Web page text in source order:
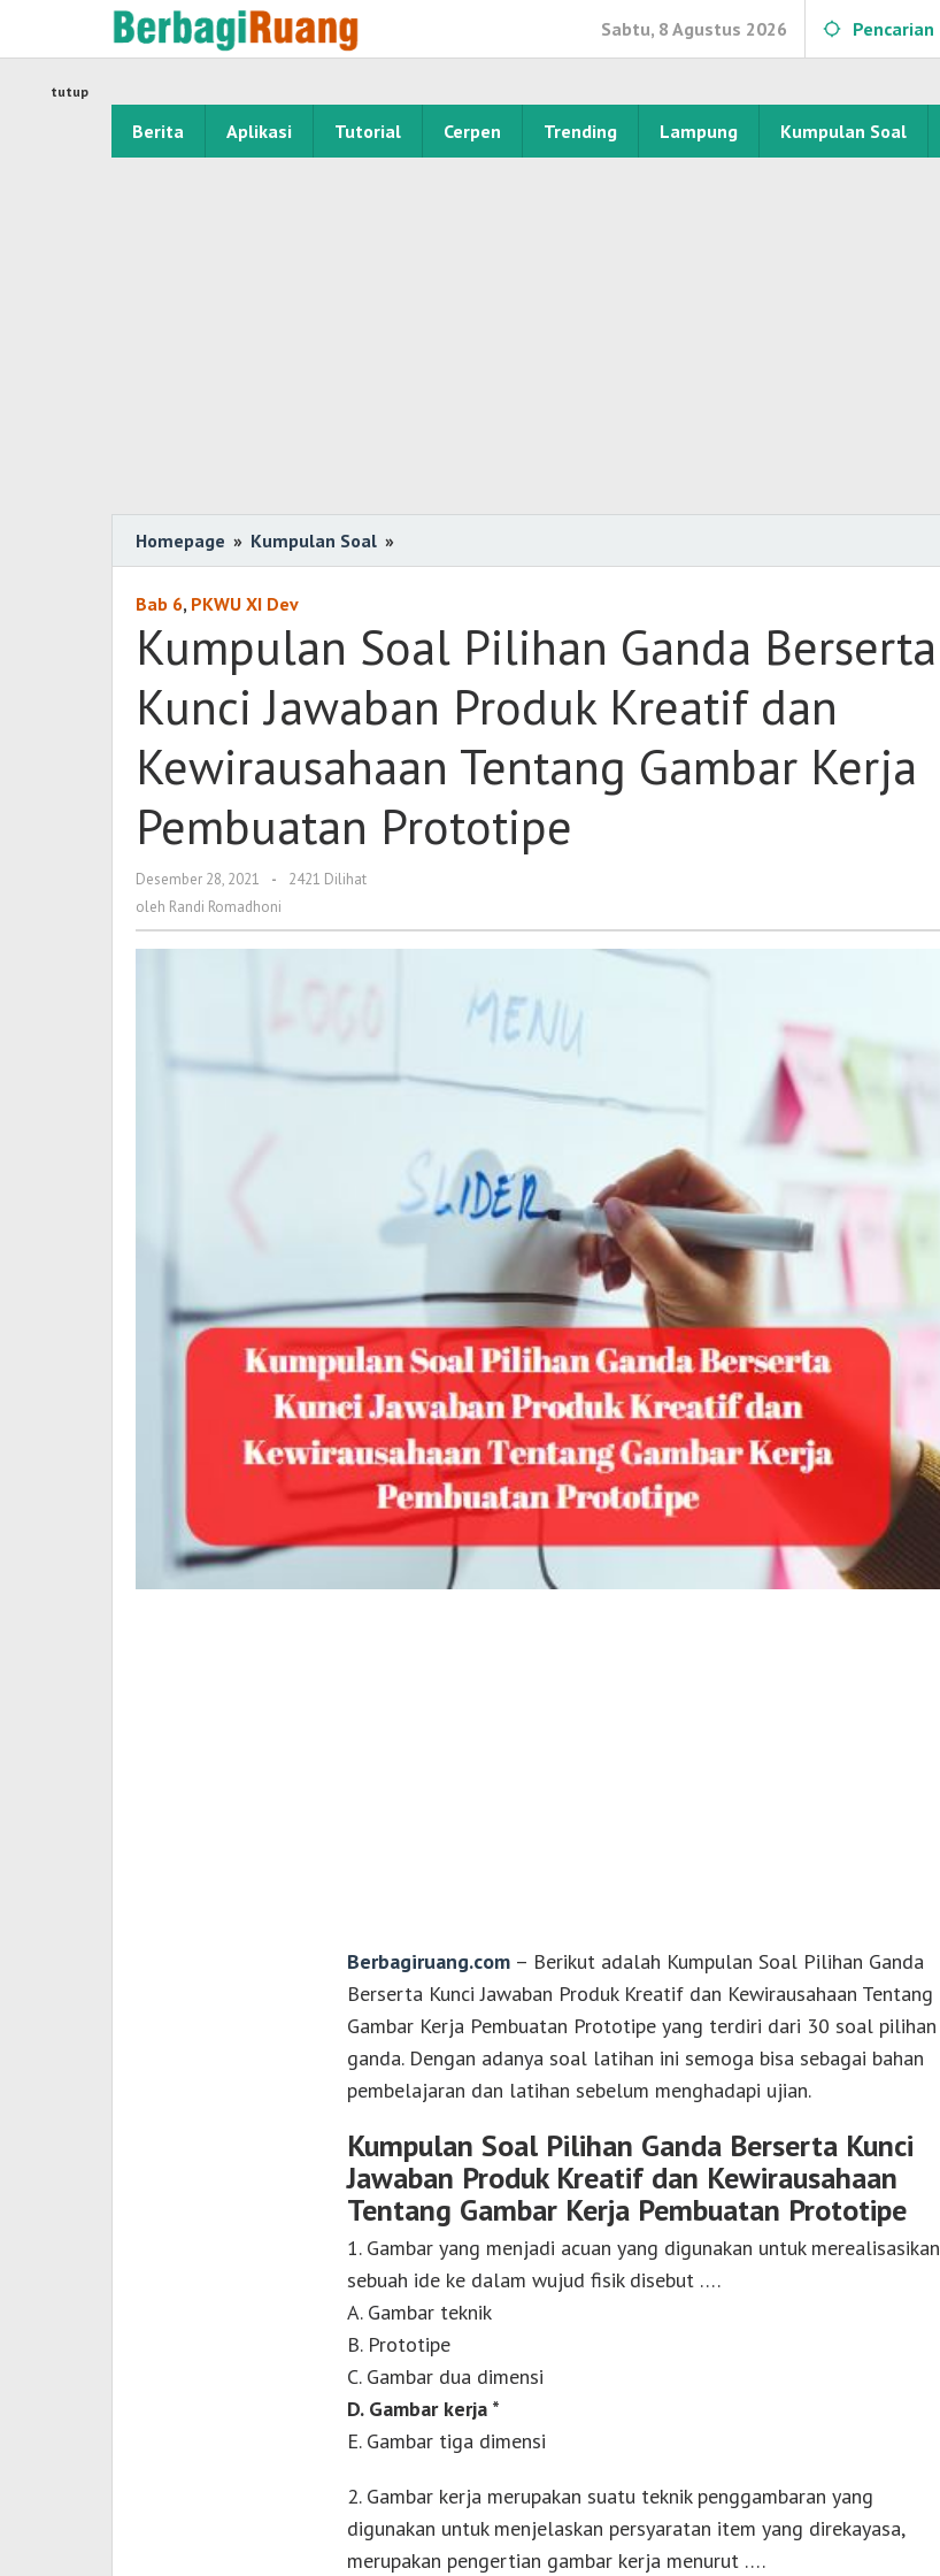
Sabtu, 8 Agustus 2026 Pencarian
Berita Aplikasi Tutorial Cerpen Trending Lampung Kumpulan Soal
tutup
Homepage » Kumpulan Soal »
Soal
Berserta
Jawaban
Kreatif
dan
Kewirausahaan
Tentang
Pembuatan
Prototipe
Bab 6, PKWU XI Dev
Kumpulan Soal Pilihan Ganda Berserta
Kunci Jawaban Produk Kreatif dan
Kewirausahaan Tentang Gambar Kerja
Pembuatan Prototipe
Desember 28, 2021
oleh
Randi
-
2421 Dilihat
oleh Randi Romadhoni
Berbagiruang.com– Berikut adalah Kumpulan Soal Pilihan Ganda
Berserta Kunci Jawaban Produk Kreatif dan Kewirausahaan Tentang
Gambar Kerja Pembuatan Prototipe yang terdiri dari 30 soal pilihan
ganda. Dengan adanya soal latihan ini semoga bisa sebagai bahan
pembelajaran dan latihan sebelum menghadapi ujian.
Kumpulan Soal Pilihan Ganda Berserta Kunci
Jawaban Produk Kreatif dan Kewirausahaan
Tentang Gambar Kerja Pembuatan Prototipe
1. Gambar yang menjadi acuan yang digunakan untuk merealisasikan
sebuah ide ke dalam wujud fisik disebut ….
A. Gambar teknik
B. Prototipe
C. Gambar dua dimensi
D. Gambar kerja *
E. Gambar tiga dimensi
2. Gambar kerja merupakan suatu teknik penggambaran yang
digunakan untuk menjelaskan persyaratan item yang direkayasa,
merupakan pengertian gambar kerja menurut ….